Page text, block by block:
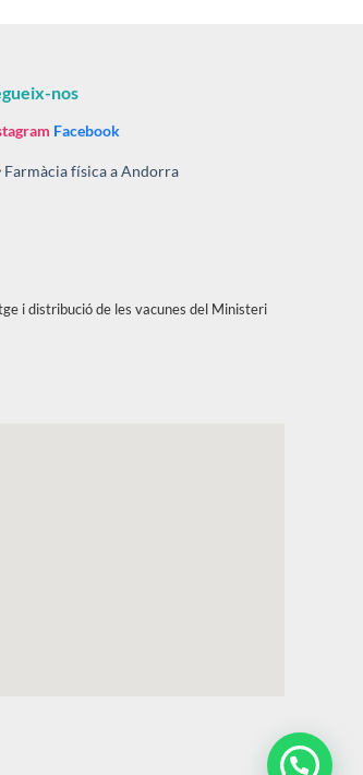
nos
Facebook
Farmàcia física a Andorra
i distribució de les vacunes del Ministeri